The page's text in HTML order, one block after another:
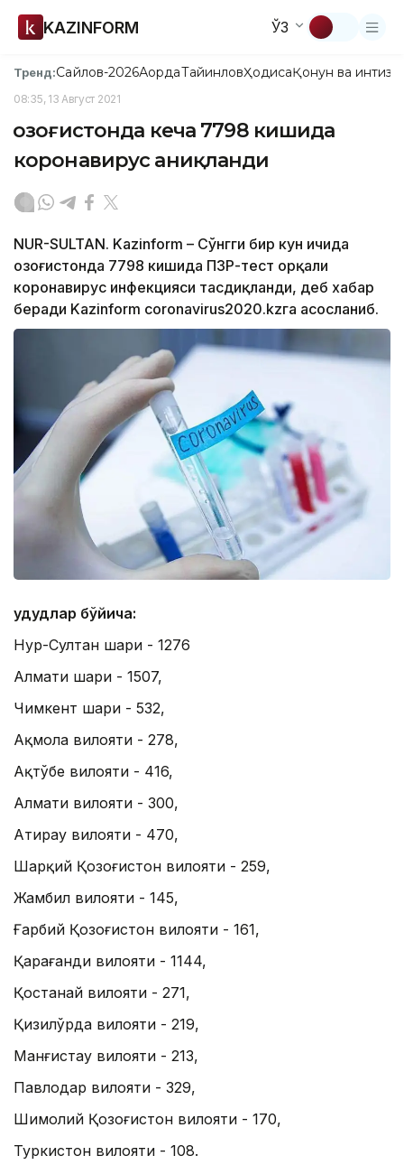
KAZINFORM ЎЗ
Тренд:Сайлов-2026АқордаТайинловҲодисаҚонун ва
08:35, 13 Август 2021
Қозоғистонда кеча 7798 кишида
коронавирус аниқланди
NUR-SULTAN. Kazinform – Сўнгги бир кун ичида
Қозоғистонда 7798 кишида ПЗР-тест орқали
коронавирус инфекцияси тасдиқланди, деб хабар
беради Kazinform coronavirus2020.kzга асосланиб.
Ҳудудлар бўйича:
Нур-Султан шаҳри - 1276
Алмати шаҳри - 1507,
Чимкент шаҳри - 532,
Ақмола вилояти - 278,
Ақтўбе вилояти - 416,
Алмати вилояти - 300,
Атирау вилояти - 470,
Шарқий Қозоғистон вилояти - 259,
Жамбил вилояти - 145,
Ғарбий Қозоғистон вилояти - 161,
Қарағанди вилояти - 1144,
Қостанай вилояти - 271,
Қизилўрда вилояти - 219,
Манғистау вилояти - 213,
Павлодар вилояти - 329,
Шимолий Қозоғистон вилояти - 170,
Туркистон вилояти - 108.